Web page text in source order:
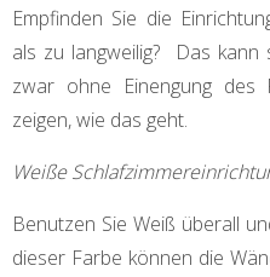
Empfinden Sie die
als zu langweilig? Das
zwar ohne Einengung des
zeigen, wie das geht.
Weiße
Benutzen Sie Weiß überall
dieser Farbe können die